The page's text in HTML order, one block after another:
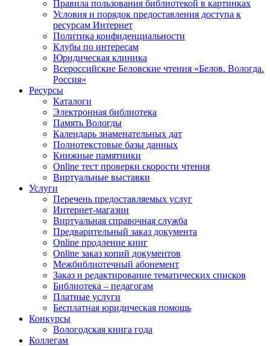
Правила пользования библиотекой в картинках
Условия и порядок предоставления доступа к
ресурсам Интернет
Политика конфиденциальности
Клубы по интересам
Юридическая клиника
Всероссийские Беловские чтения «Белов. Вологда.
Россия»
Ресурсы
Каталоги
Электронная библиотека
Память Вологды
Календарь знаменательных дат
Полнотекстовые базы данных
Книжные памятники
Online тест проверки скорости чтения
Виртуальные выставки
Услуги
Перечень предоставляемых услуг
Интернет-магазин
Виртуальная справочная служба
Предварительный заказ документа
Online продление книг
Online заказ копий документов
Межбиблиотечный абонемент
Заказ и редактирование тематических списков
Библиотека – педагогам
Платные услуги
Бесплатная юридическая помощь
Конкурсы
Вологодская книга года
Коллегам